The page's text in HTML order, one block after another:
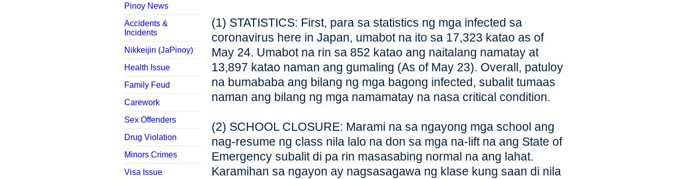
Pinoy News
Accidents &
Incidents
Nikkeijin (JaPinoy)
Health Issue
Family Feud
Carework
Sex Offenders
Drug Violation
Minors Crimes
Visa Issue
(1) STATISTICS: First, para sa statistics ng mga infected sa
coronavirus here in Japan, umabot na ito sa 17,323 katao as of
May 24. Umabot na rin sa 852 katao ang naitalang namatay at
13,897 katao naman ang gumaling (As of May 23). Overall, patuloy
na bumababa ang bilang ng mga bagong infected, subalit tumaas
naman ang bilang ng mga namamatay na nasa critical condition.
(2) SCHOOL CLOSURE: Marami na sa ngayong mga school ang
nag-resume ng class nila lalo na don sa mga na-lift na ang State of
Emergency subalit di pa rin masasabing normal na ang lahat.
Karamihan sa ngayon ay nagsasagawa ng klase kung saan di nila